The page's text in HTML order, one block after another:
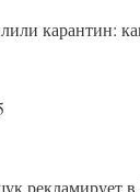
карантин:
рекламирует